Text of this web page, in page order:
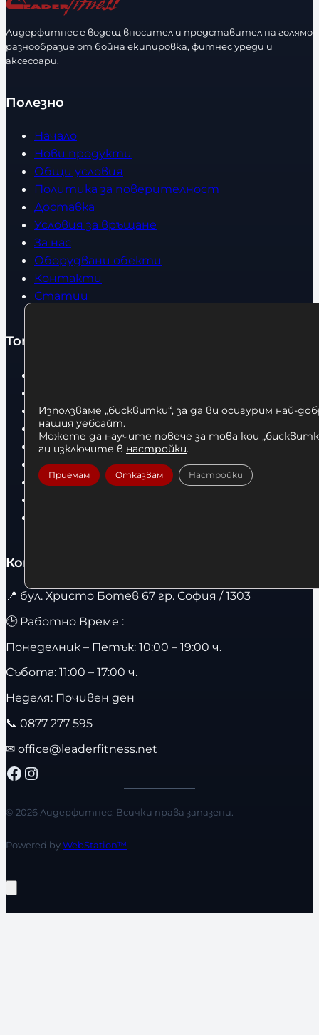
м
е
р
с
т
в
о
Лидерфитнес е водещ вносител и представител на голямо
разнообразие от бойна екипировка, фитнес уреди и
аксесоари.
Полезно
Начало
Нови продукти
Общи условия
Политика за поверителност
Доставка
Условия за връщане
За нас
Оборудвани обекти
Контакти
Статии
Топ категории
Боксови ръкавици
Дрехи
Детски дрехи
Суичъри
Фитнес оборудване и аксесоари
Контакти
📍 бул. Христо Ботев 67 гр. София / 1303
🕒 Работно Време :
Понеделник – Петък: 10:00 – 19:00 ч.
Събота: 11:00 – 17:00 ч.
Неделя: Почивен ден
📞 0877 277 595
✉ office@leaderfitness.net
Facebook Instagram
© 2026 Лидерфитнес. Всички права запазени.
Powered byWebStation™
Използваме „бисквитки“, за да ви осигурим най-
нашия уебсайт.
Можете да научите повече за това кои
ги изключите в настройки.
Приемам Отказвам Настройки